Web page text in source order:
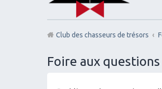
Club des chasseurs de trésors
Foire aux